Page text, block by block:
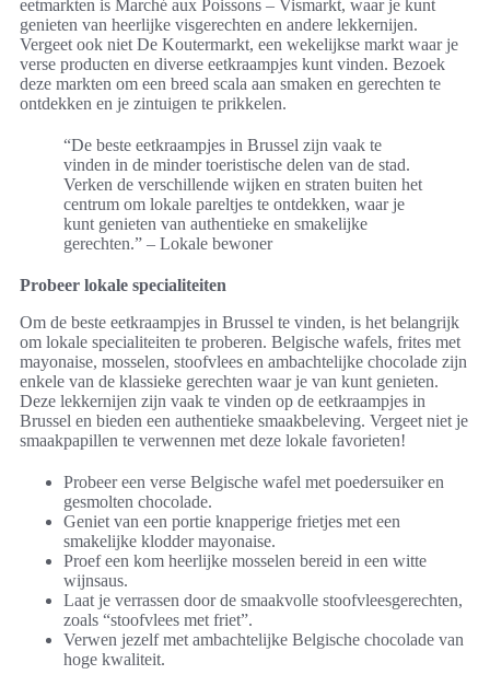
eetmarkten is Marché aux Poissons – Vismarkt, waar je kunt
genieten van heerlijke visgerechten en andere lekkernijen.
Vergeet ook niet De Koutermarkt, een wekelijkse markt waar je
verse producten en diverse eetkraampjes kunt vinden. Bezoek
deze markten om een breed scala aan smaken en gerechten te
ontdekken en je zintuigen te prikkelen.
“De beste eetkraampjes in Brussel zijn vaak te
vinden in de minder toeristische delen van de stad.
Verken de verschillende wijken en straten buiten het
centrum om lokale pareltjes te ontdekken, waar je
kunt genieten van authentieke en smakelijke
gerechten.” – Lokale bewoner
Probeer lokale specialiteiten
Om de beste eetkraampjes in Brussel te vinden, is het belangrijk
om lokale specialiteiten te proberen. Belgische wafels, frites met
mayonaise, mosselen, stoofvlees en ambachtelijke chocolade zijn
enkele van de klassieke gerechten waar je van kunt genieten.
Deze lekkernijen zijn vaak te vinden op de eetkraampjes in
Brussel en bieden een authentieke smaakbeleving. Vergeet niet je
smaakpapillen te verwennen met deze lokale favorieten!
Probeer een verse Belgische wafel met poedersuiker en
gesmolten chocolade.
Geniet van een portie knapperige frietjes met een
smakelijke klodder mayonaise.
Proef een kom heerlijke mosselen bereid in een witte
wijnsaus.
Laat je verrassen door de smaakvolle stoofvleesgerechten,
zoals “stoofvlees met friet”.
Verwen jezelf met ambachtelijke Belgische chocolade van
hoge kwaliteit.